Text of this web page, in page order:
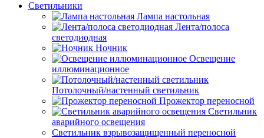
Светильники
Лампа настольная
Лента/полоса
светодиодная
Ночник
Освещение
иллюминационное
Потолочный/настенный светильник
Прожектор переносной
Светильник
аварийного освещения
Светильник взрывозащищенный переносной